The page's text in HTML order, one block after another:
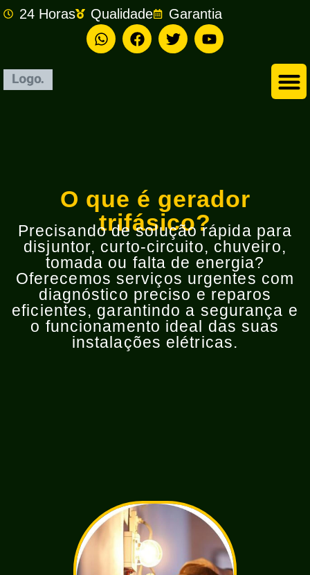
24 Horas Qualidade Garantia
O que é gerador
trifásico?
Precisando de solução rápida para
disjuntor, curto-circuito, chuveiro,
tomada ou falta de energia?
Oferecemos serviços urgentes com
diagnóstico preciso e reparos
eficientes, garantindo a segurança e
o funcionamento ideal das suas
instalações elétricas.